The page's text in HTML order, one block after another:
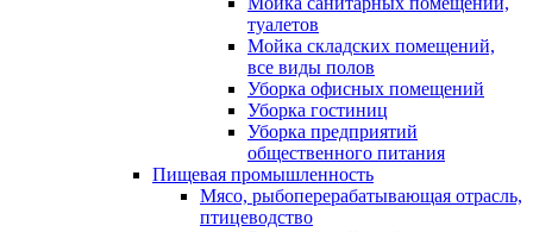
туалетов
Мойка складских помещений,
все виды полов
Уборка офисных помещений
Уборка гостиниц
Уборка предприятий
общественного питания
Пищевая промышленность
Мясо, рыбоперерабатывающая отрасль,
птицеводство